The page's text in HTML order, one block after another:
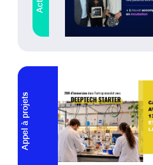
Appel à projets